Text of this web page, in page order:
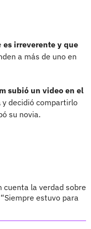
es irreverente y que
a más de uno en
subió un video en el
y decidió compartirlo
su novia.
cuenta la verdad sobre
estuvo para